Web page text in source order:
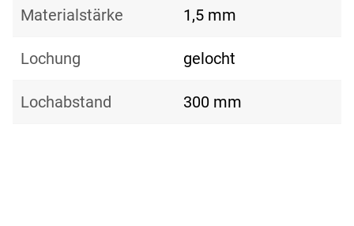
Materialstärke 1,5 mm
Lochung gelocht
Lochabstand 300 mm